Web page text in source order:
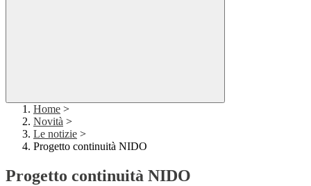
Home >
Novità >
Le notizie >
Progetto continuità NIDO
Progetto continuità NIDO